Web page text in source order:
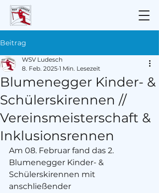
Beitrag
Blumenegger Kinder- &
Schülerskirennen //
Vereinsmeisterschaft &
Inklusionsrennen
WSV Ludesch
8. Feb. 2025 1 Min. Lesezeit
Am 08. Februar fand das 2.
Blumenegger Kinder- &
Schülerskirennen mit
anschließender